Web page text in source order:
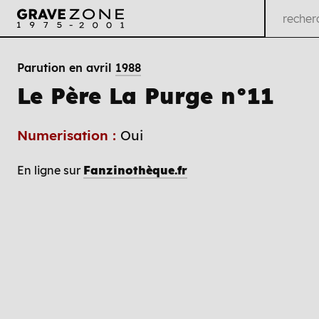
Parution en avril 1988
Le Père La Purge n°11
Numerisation : Oui
En ligne sur Fanzinothèque.fr